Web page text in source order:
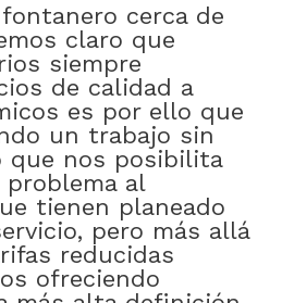
cerca de
claro que
siempre
de calidad a
es por ello que
un trabajo sin
que nos posibilita
al
tienen planeado
pero más allá
reducidas
ofreciendo